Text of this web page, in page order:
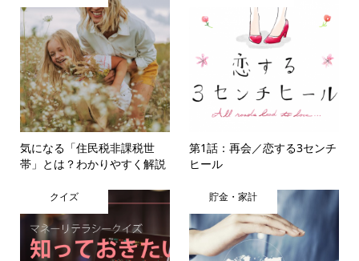
気になる「住民税非課税世
帯」とは？わかりやすく解説
第1話：再会／恋する3センチ
ヒール
クイズ 貯金・家計